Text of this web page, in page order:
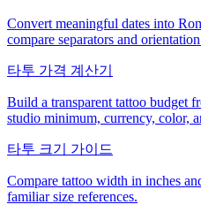
Convert meaningful dates into
compare separators and
타투 가격 계산기
Build a transparent tattoo budget
studio minimum, currency, color,
타투 크기 가이드
Compare tattoo width in inches
familiar size references.